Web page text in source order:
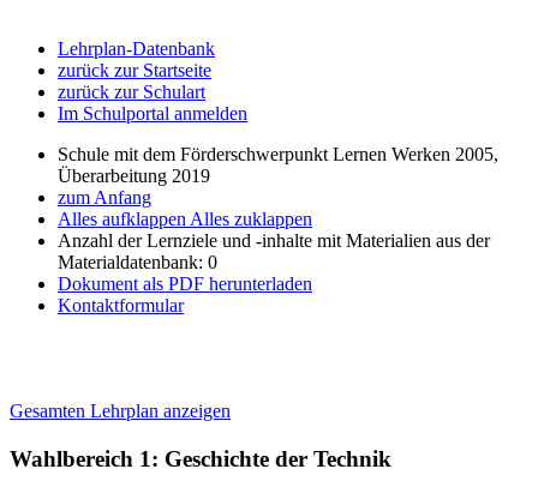
Lehrplan-Datenbank
zurück zur Startseite
zurück zur Schulart
Im Schulportal anmelden
Schule mit dem Förderschwerpunkt Lernen Werken 2005,
Überarbeitung 2019
zum Anfang
Alles aufklappen Alles zuklappen
Anzahl der Lernziele und -inhalte mit Materialien aus der
Materialdatenbank: 0
Dokument als PDF herunterladen
Kontaktformular
Gesamten Lehrplan anzeigen
Wahlbereich 1: Geschichte der Technik